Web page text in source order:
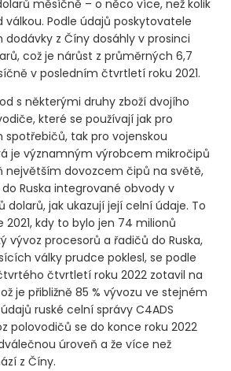
měsíčně – o něco více, než kolik
válkou. Podle údajů poskytovatele
dodávky z Číny dosáhly v prosinci
což je nárůst z průměrných 6,7
v posledním čtvrtletí roku 2021.
s některými druhy zboží dvojího
které se používají jak pro
tak pro vojenskou
je významným výrobcem mikročipů
největším dovozcem čipů na světě,
Ruska integrované obvody v
dolarů, jak ukazují její celní údaje. To
kdy to bylo jen 74 milionů
vývoz procesorů a řadičů do Ruska,
války prudce poklesl, se podle
čtvrtletí roku 2022 zotavil na
je přibližně 85 % vývozu ve stejném
ruské celní správy C4ADS
polovodičů se do konce roku 2022
úroveň a že více než
z Číny.